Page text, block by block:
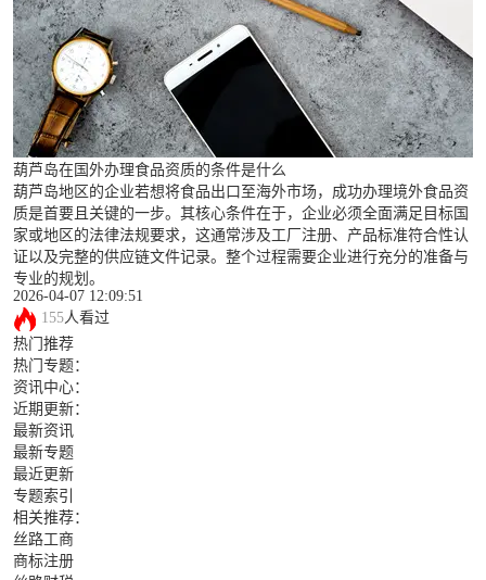
葫芦岛在国外办理食品资质的条件是什么
葫芦岛地区的企业若想将食品出口至海外市场，成功办理境外食品资
质是首要且关键的一步。其核心条件在于，企业必须全面满足目标国
家或地区的法律法规要求，这通常涉及工厂注册、产品标准符合性认
证以及完整的供应链文件记录。整个过程需要企业进行充分的准备与
专业的规划。
2026-04-07 12:09:51
155人看过
热门推荐
热门专题：
资讯中心：
近期更新：
最新资讯
最新专题
最近更新
专题索引
相关推荐：
丝路工商
商标注册